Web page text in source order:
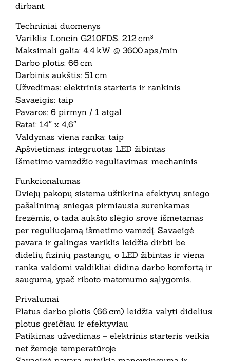
dirbant.
Techniniai duomenys
Variklis: Loncin G210FDS, 212 cm³
Maksimali galia: 4,4 kW @ 3600 aps./min
Darbo plotis: 66 cm
Darbinis aukštis: 51 cm
Užvedimas: elektrinis starteris ir rankinis
Savaeigis: taip
Pavaros: 6 pirmyn / 1 atgal
Ratai: 14″ x 4,6″
Valdymas viena ranka: taip
Apšvietimas: integruotas LED žibintas
Išmetimo vamzdžio reguliavimas: mechaninis
Funkcionalumas
Dviejų pakopų sistema užtikrina efektyvų sniego
pašalinimą: sniegas pirmiausia surenkamas
frezėmis, o tada aukšto slėgio srove išmetamas
per reguliuojamą išmetimo vamzdį. Savaeigė
pavara ir galingas variklis leidžia dirbti be
didelių fizinių pastangų, o LED žibintas ir viena
ranka valdomi valdikliai didina darbo komfortą ir
saugumą, ypač riboto matomumo sąlygomis.
Privalumai
Platus darbo plotis (66 cm) leidžia valyti didelius
plotus greičiau ir efektyviau
Patikimas užvedimas – elektrinis starteris veikia
net žemoje temperatūroje